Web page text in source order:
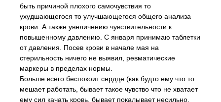
быть причиной плохого самочувствия то
ухудшающегося то улучшающегося общего анализа
крови. А также увеличению чувствительности к
повышенному давлению. С января принимаю таблетки
от давления. Посев крови в начале мая на
стерильность ничего не выявил, ревматические
маркеры в пределах нормы.
Больше всего беспокоит сердце (как будто ему что то
мешает работать, бывает такое чувство что не хватает
ему сил качать кровь, бывает покалывает несильно,